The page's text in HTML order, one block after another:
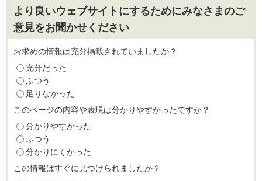
より良いウェブサイトにするためにみなさまのご
意見をお聞かせください
お求めの情報は充分掲載されていましたか？
充分だった
ふつう
足りなかった
このページの内容や表現は分かりやすかったですか？
分かりやすかった
ふつう
分かりにくかった
この情報はすぐに見つけられましたか？